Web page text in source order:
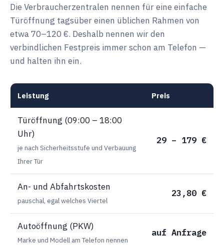
Die Verbraucherzentralen nennen für eine einfache
Türöffnung tagsüber einen üblichen Rahmen von
etwa 70–120 €. Deshalb nennen wir den
verbindlichen Festpreis immer schon am Telefon —
und halten ihn ein.
Leistung Preis
Türöffnung (09:00 – 18:00
Uhr)
je nach Sicherheitsstufe und Verbauung
Ihrer Tür
29 – 179 €
An- und Abfahrtskosten
pauschal, egal welches Viertel
23,80 €
Autoöffnung (PKW)
Marke und Modell am Telefon nennen
auf Anfrage